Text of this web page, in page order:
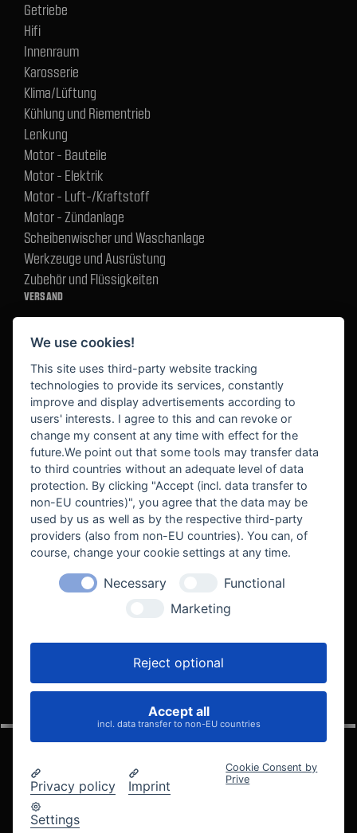
Getriebe
Hifi
Innenraum
Karosserie
Klima/Lüftung
Kühlung und Riementrieb
Lenkung
Motor - Bauteile
Motor - Elektrik
Motor - Luft-/Kraftstoff
Motor - Zündanlage
Scheibenwischer und Waschanlage
Werkzeuge und Ausrüstung
Zubehör und Flüssigkeiten
VERSAND
BEKANNT AUS
VELOCITY AUTOMOTIVE
© 2005 - 2026 Velocity Automotive
We use cookies!
This site uses third-party website tracking
technologies to provide its services, constantly
improve and display advertisements according to
users' interests. I agree to this and can revoke or
change my consent at any time with effect for the
future.We point out that some tools may transfer data
to third countries without an adequate level of data
protection. By clicking "Accept (incl. data transfer to
non-EU countries)", you agree that the data may be
used by us as well as by the respective third-party
providers (also from non-EU countries). You can, of
course, change your cookie settings at any time.
Necessary
Functional
Marketing
Reject optional
Accept all
incl. data transfer to non-EU countries
Privacy policy Imprint
Settings
Cookie Consent by
Prive